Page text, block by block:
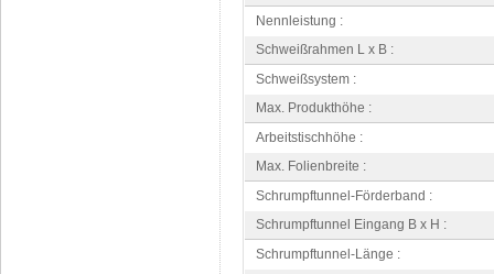
Nennleistung :
Schweißrahmen L x B :
Schweißsystem :
Max. Produkthöhe :
Arbeitstischhöhe :
Max. Folienbreite :
Schrumpftunnel-Förderband :
Schrumpftunnel Eingang B x H :
Schrumpftunnel-Länge :